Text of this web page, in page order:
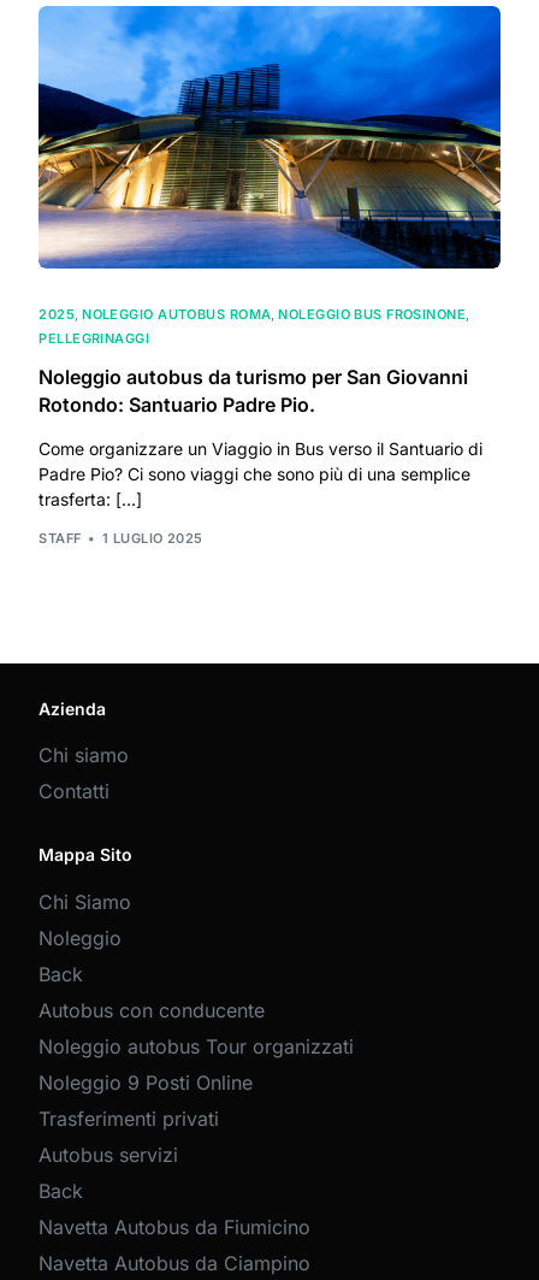
2025,NOLEGGIO AUTOBUS ROMA,NOLEGGIO BUS FROSINONE,
PELLEGRINAGGI
Noleggio autobus da turismo per San Giovanni
Rotondo: Santuario Padre Pio.
Come organizzare un Viaggio in Bus verso il Santuario di
Padre Pio? Ci sono viaggi che sono più di una semplice
trasferta: […]
STAFF 1 LUGLIO 2025
Azienda
Chi siamo
Contatti
Mappa Sito
Chi Siamo
Noleggio
Back
Autobus con conducente
Noleggio autobus Tour organizzati
Noleggio 9 Posti Online
Trasferimenti privati
Autobus servizi
Back
Navetta Autobus da Fiumicino
Navetta Autobus da Ciampino